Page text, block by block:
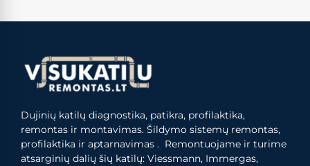
Dujinių katilų diagnostika, patikra, profilaktika,
remontas ir montavimas. Šildymo sistemų remontas,
profilaktika ir aptarnavimas . Remontuojame ir turime
atsarginių dalių šių katilų: Viessmann, Immergas,